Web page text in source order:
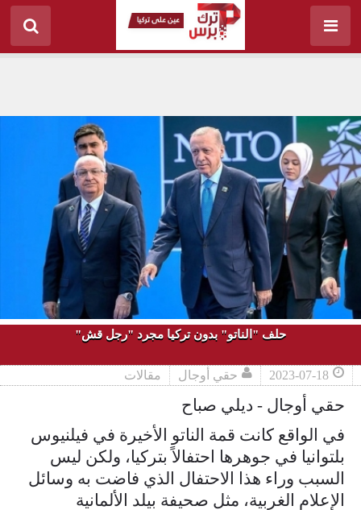
حلف "الناتو" بدون تركيا مجرد "رجل قش"
2023-07-18 حقي أوجال مقالات
حقي أوجال - ديلي صباح
في الواقع كانت قمة الناتو الأخيرة في فيلنيوس
بلتوانيا في جوهرها احتفالاً بتركيا، ولكن ليس
السبب وراء هذا الاحتفال الذي فاضت به وسائل
الإعلام الغربية، مثل صحيفة بيلد الألمانية